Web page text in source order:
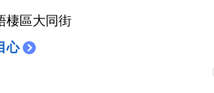
棲區大同街
心